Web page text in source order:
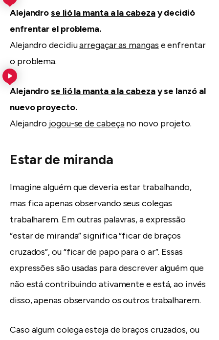
Alejandrose lió la manta a la cabezay decidió
enfrentar el problema.
Alejandro decidiuarregaçar as mangas e enfrentar
o problema.
Alejandrose lió la manta a la cabezay se lanzó al
nuevo proyecto.
Alejandro jogou-se de cabeçano novo projeto.
Estar de miranda
Imagine alguém que deveria estar trabalhando,
mas fica apenas observando seus colegas
trabalharem. Em outras palavras, a expressão
“estar de miranda” significa “ficar de braços
cruzados”, ou “ficar de papo para o ar”. Essas
expressões são usadas para descrever alguém que
não está contribuindo ativamente e está, ao invés
disso, apenas observando os outros trabalharem.
Caso algum colega esteja de braços cruzados, ou